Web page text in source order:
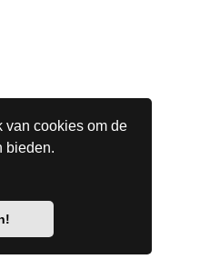
van cookies om de
bieden.